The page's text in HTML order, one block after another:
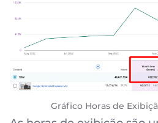
Gráfico Horas de